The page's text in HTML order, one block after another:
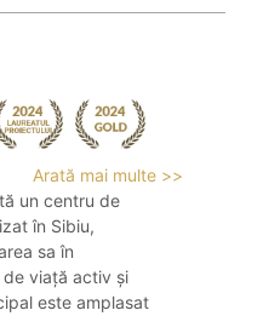
Arată mai multe >>
un centru de
în Sibiu,
sa în
de viață activ și
este amplasat